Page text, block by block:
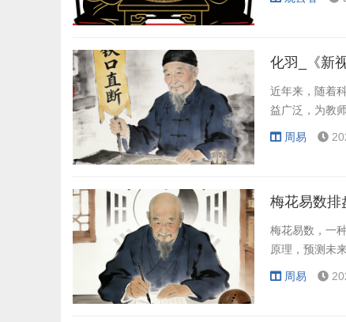
化羽_《新
近年来，随着
益广泛，为教
周易
梅花易数排
梅花易数，一
原理，预测未
周易